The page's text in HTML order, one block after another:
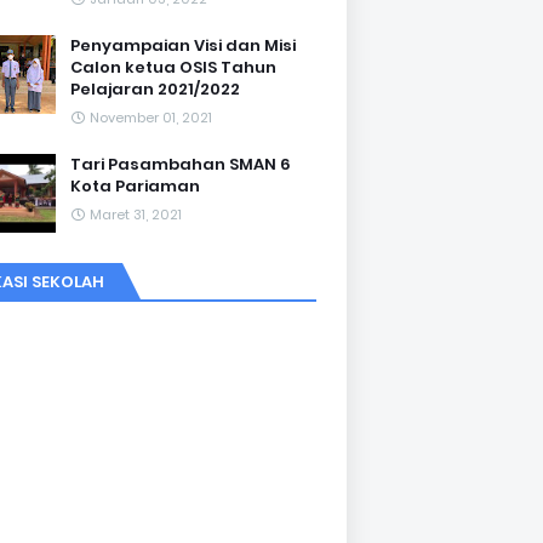
Penyampaian Visi dan Misi
Calon ketua OSIS Tahun
Pelajaran 2021/2022
November 01, 2021
Tari Pasambahan SMAN 6
Kota Pariaman
Maret 31, 2021
SEKOLAH